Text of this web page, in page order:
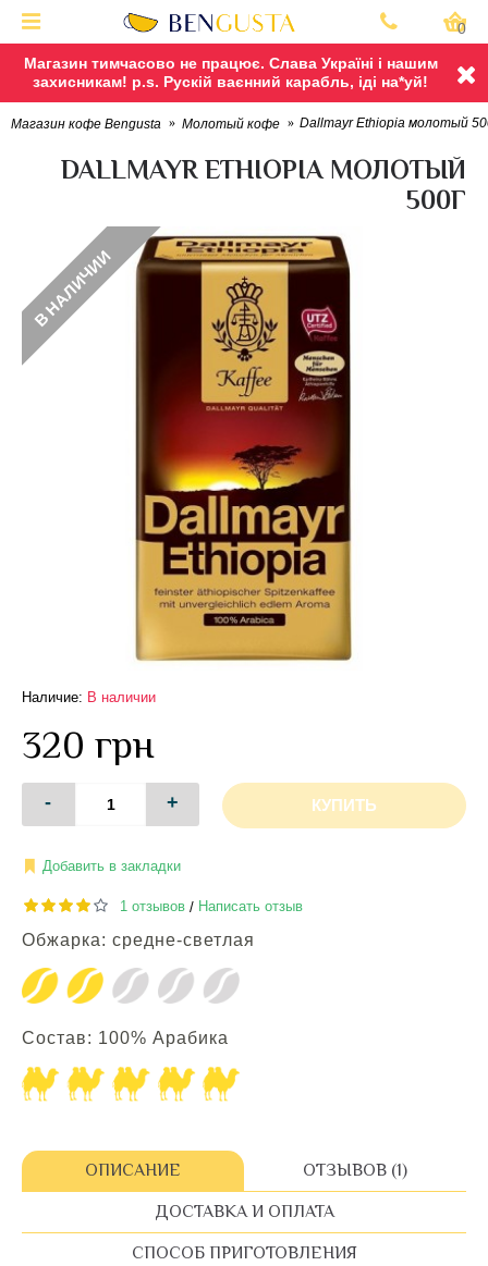
Магазин тимчасово не працює. Слава Україні і нашим
захисникам! p.s. Рускій ваєнний карабль, іді на*уй!
0
Магазин кофе Bengusta Молотый кофе Dallmayr Ethiopia молотый
DALLMAYR ETHIOPIA МОЛОТЫЙ
500Г
В НАЛИЧИИ
Наличие: В наличии
320 грн
- + КУПИТЬ
Добавить в закладки
1 отзывов / Написать отзыв
Обжарка: средне-светлая
Состав: 100% Арабика
ОПИСАНИЕ ОТЗЫВОВ (1)
ДОСТАВКА И ОПЛАТА
СПОСОБ ПРИГОТОВЛЕНИЯ